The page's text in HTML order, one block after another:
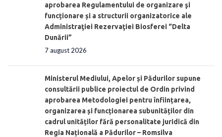
aprobarea Regulamentului de organizare şi
funcționare și a structurii organizatorice ale
Administraţiei Rezervaţiei Biosferei “Delta
Dunării”
7 august 2026
Ministerul Mediului, Apelor și Pădurilor supune
consultării publice proiectul de Ordin privind
aprobarea Metodologiei pentru înființarea,
organizarea și funcționarea subunităților din
cadrul unităților fără personalitate juridică din
Regia Națională a Pădurilor – Romsilva